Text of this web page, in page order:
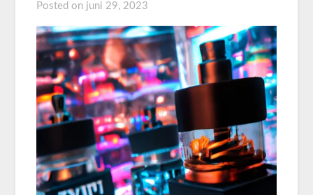
Posted on juni 29, 2023